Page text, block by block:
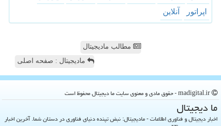
اپراتور
آنلاین
مطالب مادیجیتال
مادیجیتال : صفحه اصلی
ما دیجیتال
اخبار دیجیتال و فناوری اطلاعات - مادیجیتال: نبض تپنده دنیای فناوری در دستان شما. آخرین اخبار